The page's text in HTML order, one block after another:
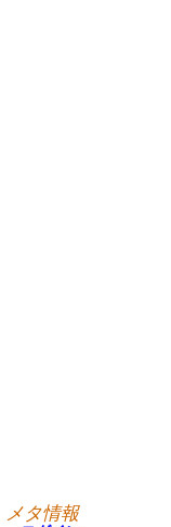
メタ情報